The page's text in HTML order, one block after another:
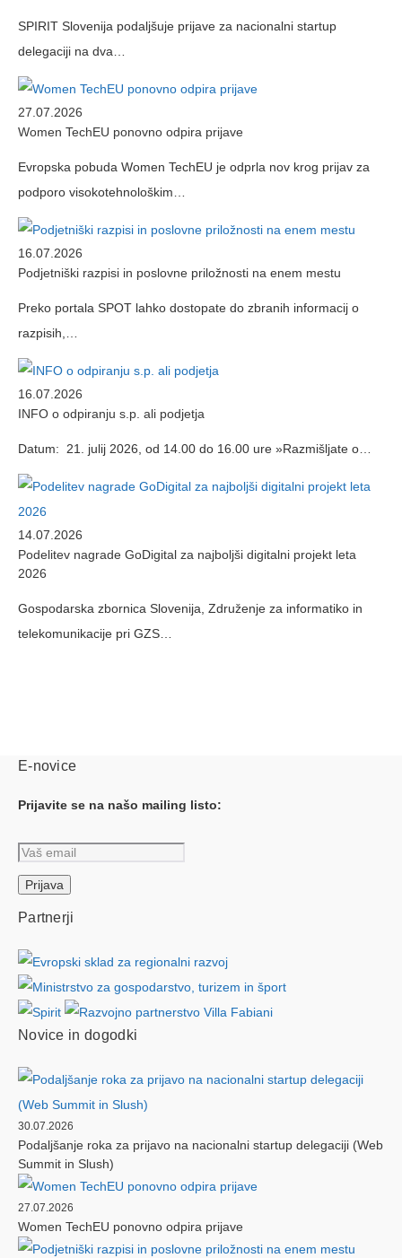
SPIRIT Slovenija podaljšuje prijave za nacionalni startup
delegaciji na dva…
27.07.2026
Women TechEU ponovno odpira prijave
Evropska pobuda Women TechEU je odprla nov krog prijav za
podporo visokotehnološkim…
16.07.2026
Podjetniški razpisi in poslovne priložnosti na enem mestu
Preko portala SPOT lahko dostopate do zbranih informacij o
razpisih,…
16.07.2026
INFO o odpiranju s.p. ali podjetja
Datum: 21. julij 2026, od 14.00 do 16.00 ure »Razmišljate o…
14.07.2026
Podelitev nagrade GoDigital za najboljši digitalni projekt leta
2026
Gospodarska zbornica Slovenija, Združenje za informatiko in
telekomunikacije pri GZS…
E-novice
Prijavite se na našo mailing listo:
Partnerji
Novice in dogodki
30.07.2026
Podaljšanje roka za prijavo na nacionalni startup delegaciji (Web
Summit in Slush)
27.07.2026
Women TechEU ponovno odpira prijave